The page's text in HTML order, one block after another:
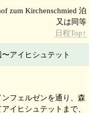
zum Kirchenschmied 泊
又は同等
日程Top↑
〜アイヒシュテット
フェルゼンを通り、森
イヒシュテット まで、